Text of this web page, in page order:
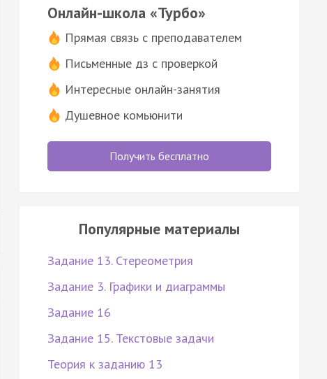
Онлайн-школа «Турбо»
Прямая связь с преподавателем
Письменные дз с проверкой
Интересные онлайн-занятия
Душевное комьюнити
Получить бесплатно
Популярные материалы
Задание 13. Стереометрия
Задание 3. Графики и диаграммы
Задание 16
Задание 15. Текстовые задачи
Теория к заданию 13